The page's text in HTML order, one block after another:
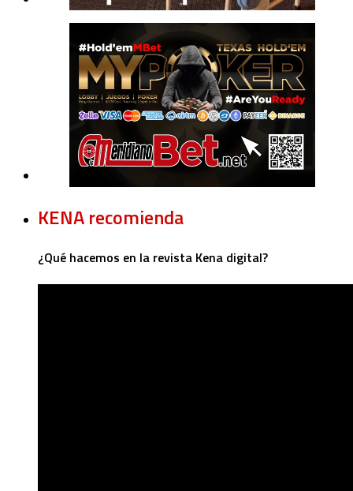
KENA recomienda
¿Qué hacemos en la revista Kena digital?